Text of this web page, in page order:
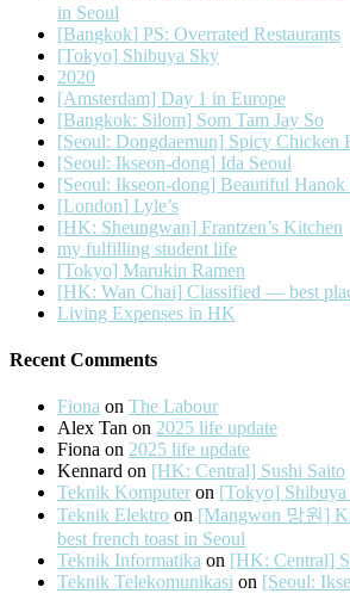
in Seoul
[Bangkok] PS: Overrated Restaurants
[Tokyo] Shibuya Sky
2020
[Amsterdam] Day 1 in Europe
[Bangkok: Silom] Som Tam Jay So
[Seoul: Dongdaemun] Spicy Chicken
[Seoul: Ikseon-dong] Ida Seoul
[Seoul: Ikseon-dong] Beautiful Hanok
[London] Lyle’s
[HK: Sheungwan] Frantzen’s Kitchen
my fulfilling student life
[Tokyo] Marukin Ramen
[HK: Wan Chai] Classified — best
Living Expenses in HK
Recent Comments
Fiona on The Labour
Alex Tan on 2025 life update
Fiona on 2025 life update
Kennard on [HK: Central] Sushi Saito
Teknik Komputer on [Tokyo]
Teknik Elektro on [Mangwon 망원]
best french toast in Seoul
Teknik Informatika on [HK: Central]
Teknik Telekomunikasi on [Seoul: